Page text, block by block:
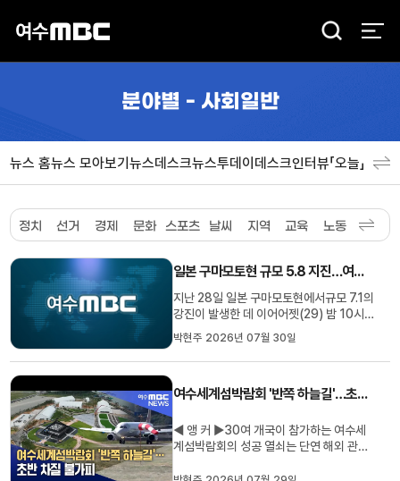
검
분야별 - 사회일반
뉴스 홈뉴스 모아보기뉴스데스크뉴스투데이데스크인터뷰「오늘」 분야
정치 선거 경제 문화 스포츠 날씨 지역 교육 노동 환경
일본 구마모토현 규모 5.8 지진…여수시 등 흔들림 감지
지난 28일 일본 구마모토현에서규모 7.1의
강진이 발생한 데 이어어젯(29) 밤 10시
19분쯤또 다시 규모 5.8 지진이 발생하면
서전남광주 여수시 등 국내 일부 지역에서
도흔들림이 감지됐습니다.기상청에 따르면
해역에서 발생한이번 지진의 영향으로 여
박현주 2026년 07월 30일
여수세계섬박람회 '반쪽 하늘길'…초반 차질 불가피
◀ 앵 커 ▶30여 개국이 참가하는 여수세
계섬박람회의 성공 열쇠는 단연 해외 관광